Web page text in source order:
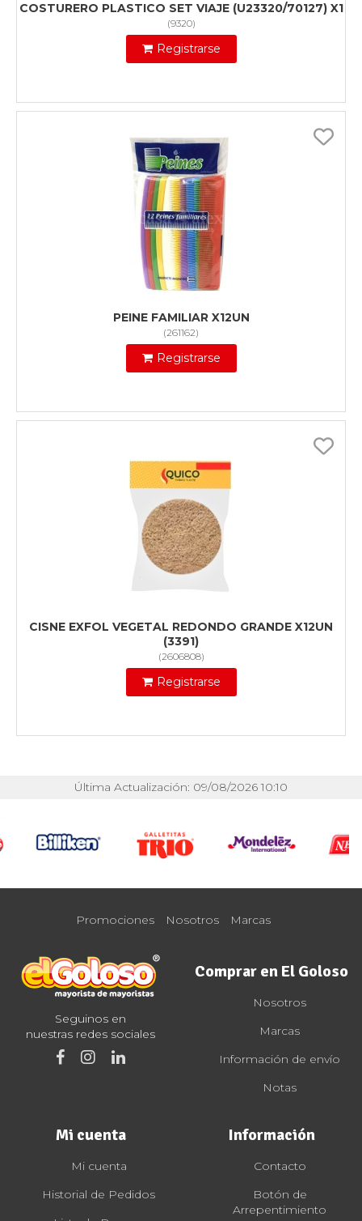
COSTURERO PLASTICO SET VIAJE (U23320/70127) X1
(9320)
Registrarse
PEINE FAMILIAR X12UN
(261162)
Registrarse
CISNE EXFOL VEGETAL REDONDO GRANDE X12UN
(3391)
(2606808)
Registrarse
Última Actualización: 09/08/2026 10:10
Promociones Nosotros Marcas
Seguinos en
nuestras redes sociales
Comprar en El Goloso
Nosotros
Marcas
Información de envío
Notas
Mi cuenta
Mi cuenta
Historial de Pedidos
Información
Contacto
Botón de
Arrepentimiento